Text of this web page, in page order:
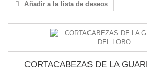
Añadir a la lista de deseos
CORTACABEZAS DE LA